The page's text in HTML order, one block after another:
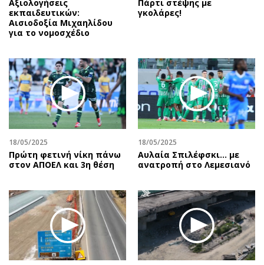
Βουλευτικές 2026
Εκλογές 2024
Δημοσκοπήσεις
Διπλωματία
Αθλητισμός
Κύπρος
Διεθνή
Κληρώσεις Allwyn
Οικονομία
Real Estate
Επιχειρήσεις
Αγορές
Αγγελίες
Ζητούν εργασία
Θέσεις εργασίας
Geek
Νέα
Social
Αυτοκίνηση
Πολιτική
Οικονομία
Γενικά
Αναδρομές
Αξιολογήσεις
εκπαιδευτικών:
Αισιοδοξία Μιχαηλίδου
για το νομοσχέδιο
Πάρτι στέψης με
γκολάρες!
18/05/2025
Πρώτη φετινή νίκη πάνω
στον ΑΠΟΕΛ και 3η θέση
18/05/2025
Αυλαία Σπιλέφσκι... με
ανατροπή στο Λεμεσιανό